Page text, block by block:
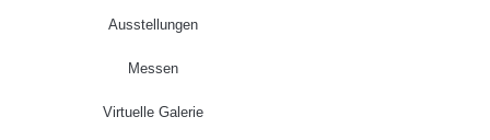
Ausstellungen
Messen
Virtuelle Galerie